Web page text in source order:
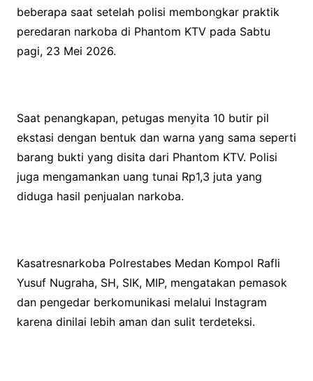
beberapa saat setelah polisi membongkar praktik
peredaran narkoba di Phantom KTV pada Sabtu
pagi, 23 Mei 2026.
Saat penangkapan, petugas menyita 10 butir pil
ekstasi dengan bentuk dan warna yang sama seperti
barang bukti yang disita dari Phantom KTV. Polisi
juga mengamankan uang tunai Rp1,3 juta yang
diduga hasil penjualan narkoba.
Kasatresnarkoba Polrestabes Medan Kompol Rafli
Yusuf Nugraha, SH, SIK, MIP, mengatakan pemasok
dan pengedar berkomunikasi melalui Instagram
karena dinilai lebih aman dan sulit terdeteksi.